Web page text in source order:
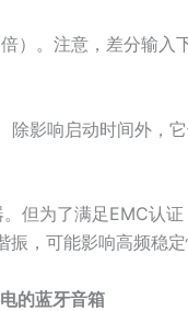
）。注意，差分输
影响启动时间外，
但为了满足EMC认
，可能影响高频稳定
的蓝牙音箱